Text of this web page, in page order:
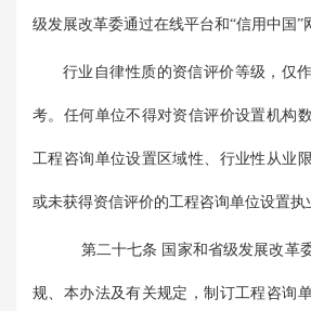
级发展改革委通过在线平台和“信用中国”
行业自律性质的资信评价等级，仅
考。任何单位不得对资信评价设置机构
工程咨询单位设置区域性、行业性从业
或未获得资信评价的工程咨询单位设置执
第二十七条 国家和省级发展改革
规、本办法及有关规定，制订工程咨询